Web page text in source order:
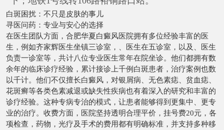
白斑困扰：不只是皮肤的事儿
寻医问药：专业与安心的选择
在医生团队方面，合肥华夏白癜风医院拥有多位经验丰富的医
生，例如齐家辉医生坐镇三诊室，、医生在五诊室，以及、医生
负责一诊室等，共计八位专业医生常年在院坐诊。他们都拥有数
余年的临床诊疗经验，累计接诊上千例白斑患者，治疗案例也数
以千计。他们不仅擅长白癜风，对银屑病、无色素痣、贫血痣、
花斑癣等各类色素减退或缺失性疾病也有着深入的研究和丰富的
诊疗经验。这种专病专治的模式，让患者能够得到更集中、更专
业的治疗。收费方面，医院坚持透明合理平价，挂号费20元，各
项检查，药物，光疗及手术的费用都有明确标准，并支持多种移